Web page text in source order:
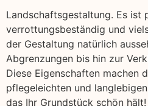
Landschaftsgestaltung. Es ist
verrottungsbeständig und
der Gestaltung natürlich
Abgrenzungen bis hin zur
Diese Eigenschaften machen
pflegeleichten und
das Ihr Grundstück schön hält!